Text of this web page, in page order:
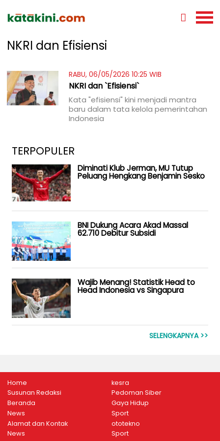
NKRI dan Efisiensi
RABU, 06/05/2026 10:25 WIB
NKRI dan `Efisiensi`
Kata "efisiensi" kini menjadi mantra
baru dalam tata kelola pemerintahan
Indonesia
TERPOPULER
Diminati Klub Jerman, MU Tutup
Peluang Hengkang Benjamin Sesko
BNI Dukung Acara Akad Massal
62.710 Debitur Subsidi
Wajib Menang! Statistik Head to
Head Indonesia vs Singapura
SELENGKAPNYA >>
Home
Susunan Redaksi
Beranda
News
Alamat dan Kontak
News
kesra
Pedoman Siber
Gaya Hidup
Sport
ototekno
Sport